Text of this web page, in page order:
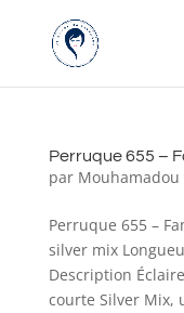
Perruque 655 –
par Mouhamadou
Perruque 655 –
silver mix
Description
courte Silver Mix,